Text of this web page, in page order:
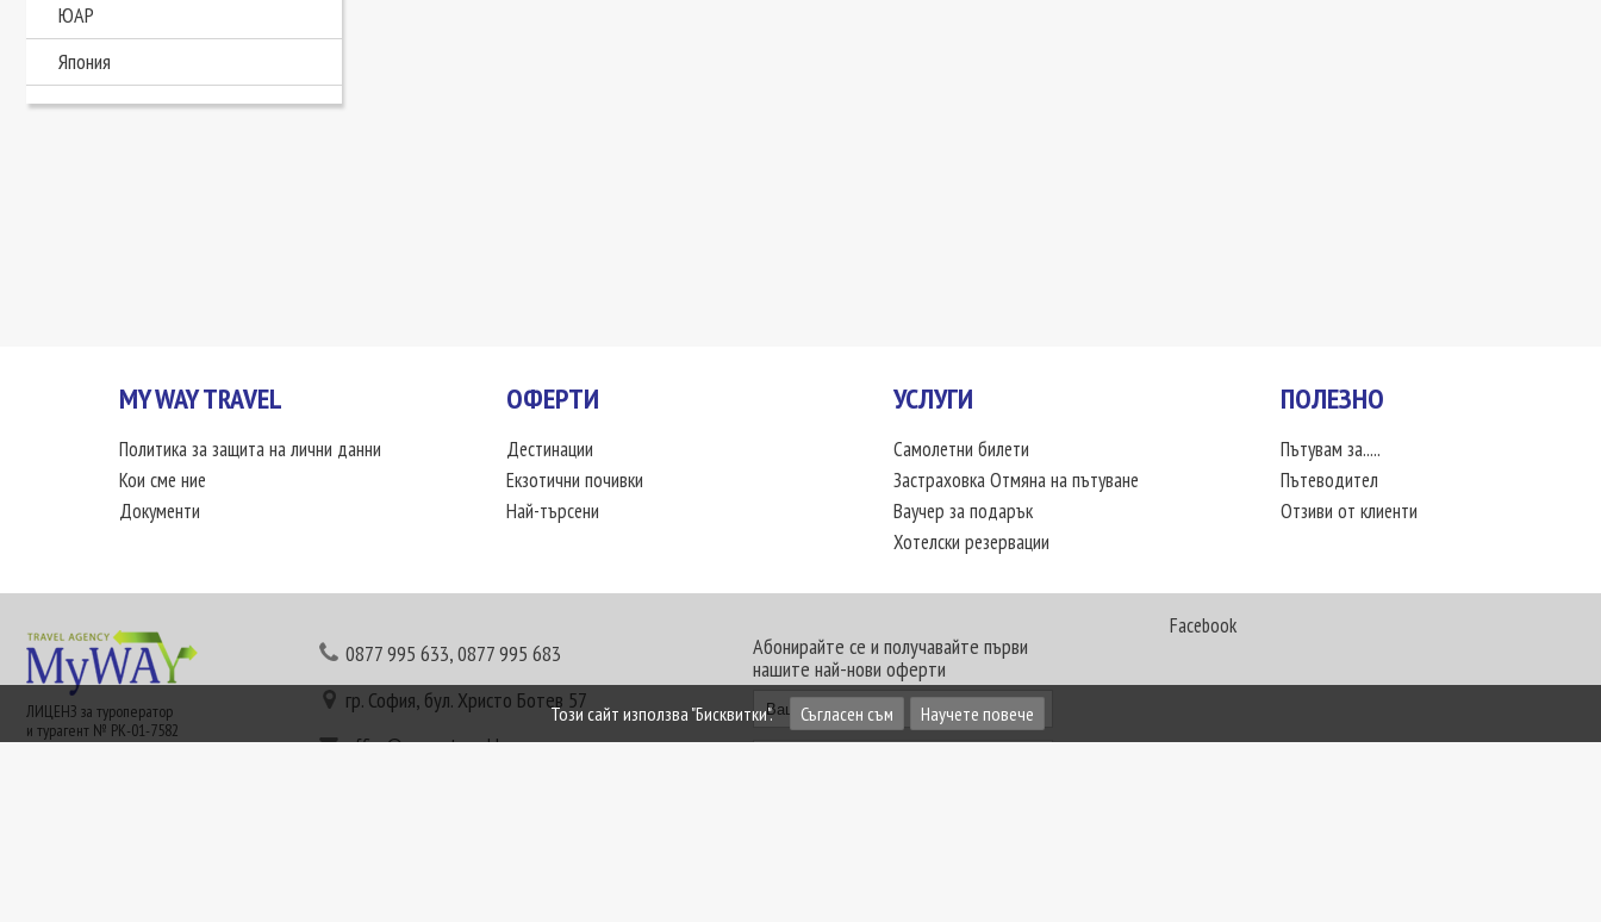
ЮАР
Япония
MY WAY TRAVEL
Политика за защита на лични данни
Кои сме ние
Документи
ОФЕРТИ
Дестинации
Екзотични почивки
Най-търсени
УСЛУГИ
Самолетни билети
Застраховка Отмяна на пътуване
Ваучер за подарък
Хотелски резервации
ПОЛЕЗНО
Пътувам за.....
Пътеводител
Отзиви от клиенти
ЛИЦЕНЗ за туроператор
и турагент № РК-01-7582
0877 995 633,0877 995 683
гр. София, бул. Христо Ботев 57
office@mywaytravel.bg
Абонирайте се и получавайте първи
нашите най-нови оферти
Facebook
Този сайт използва "Бисквитки". Съгласен съм Научете повече